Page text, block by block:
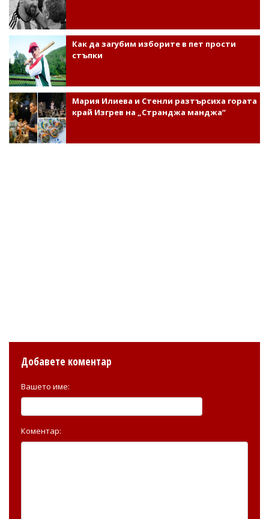
Как да загубим изборите в пет прости
стъпки
Мария Илиева и Стенли разтърсиха гората
край Изгрев на „Странджа манджа“
Добавете коментар
Вашето име:
Коментар: